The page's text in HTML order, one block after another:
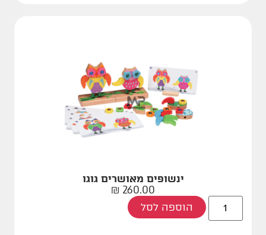
ינשופים מאושרים גוגו
260.00
₪
הוספה לסל